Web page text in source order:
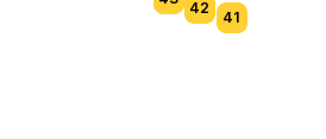
41
42